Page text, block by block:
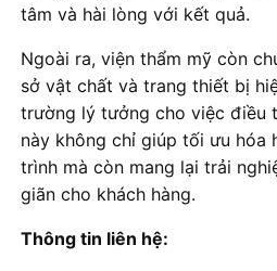
tâm và hài lòng với kết quả.
Ngoài ra, viện thẩm mỹ còn
sở vật chất và trang thiết bị
trường lý tưởng cho việc điều
này không chỉ giúp tối ưu hóa
trình mà còn mang lại trải
giãn cho khách hàng.
Thông tin liên hệ: